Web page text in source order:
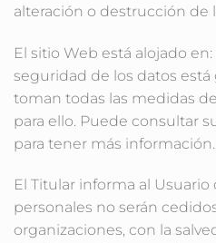
alteración o destrucción de
El sitio Web está alojado
seguridad de los datos está
toman todas las medidas
para ello. Puede consultar
para tener más información.
El Titular informa al
personales no serán
organizaciones, con la